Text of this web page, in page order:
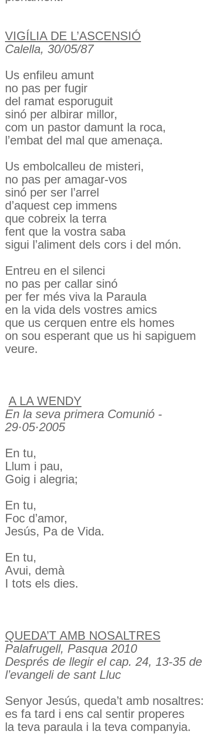
VIGÍLIA DE L’ASCENSIÓ
Calella, 30/05/87
Us enfileu amunt
no pas per fugir
del ramat esporuguit
sinó per albirar millor,
com un pastor damunt la roca,
l’embat del mal que amenaça.
Us embolcalleu de misteri,
no pas per amagar-vos
sinó per ser l’arrel
d’aquest cep immens
que cobreix la terra
fent que la vostra saba
sigui l’aliment dels cors i del món.
Entreu en el silenci
no pas per callar sinó
per fer més viva la Paraula
en la vida dels vostres amics
que us cerquen entre els homes
on sou esperant que us hi sapiguem
veure.
A LA WENDY
En la seva primera Comunió -
29·05·2005
En tu,
Llum i pau,
Goig i alegria;
En tu,
Foc d’amor,
Jesús, Pa de Vida.
En tu,
Avui, demà
I tots els dies.
QUEDA’T AMB NOSALTRES
Palafrugell, Pasqua 2010
Després de llegir el cap. 24, 13-35 de
l’evangeli de sant Lluc
Senyor Jesús, queda’t amb nosaltres:
es fa tard i ens cal sentir properes
la teva paraula i la teva companyia.